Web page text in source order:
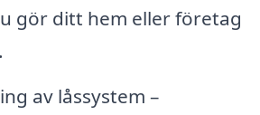
gör ditt hem eller företag
av låssystem –